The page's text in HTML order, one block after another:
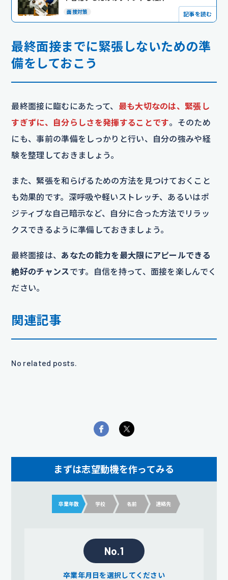
面接対策 記事を読む
最終面接までに緊張しないための準
備をしておこう
最終面接に臨むにあたって、 最も大切なのは、緊張し
すぎずに、自分らしさを発揮することです。そのため
にも、事前の準備をしっかりと行い、自分の強みや経
験を整理しておきましょう。
また、緊張を和らげるための方法を見つけておくこと
も効果的です。深呼吸や軽いストレッチ、あるいはポ
ジティブな自己暗示など、自分に合った方法でリラッ
クスできるように準備しておきましょう。
最終面接は、 あなたの能力を最大限にアピールできる
絶好のチャンス です。自信を持って、面接を楽しんでく
ださい。
関連記事
No related posts.
まずは志望動機を作ってみる
卒業年数 学校 名前 連絡先
No.1
卒業年月日を選択してください